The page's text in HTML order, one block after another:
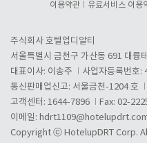
이용약관 유료서비스 이용
주식회사 호텔업디알티
서울특별시 금천구 가산동 691 대륭
대표이사: 이송주
사업자등록번호
통신판매업신고: 서울금천-1204 호
고객센터: 1644-7896
Fax: 02-
이메일:
Copyright ⓒ HotelupDRT Corp.